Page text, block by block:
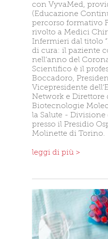
con VyvaMed,
(Educazione
percorso formativo
rivolto a Medici
Infermieri dal titolo
di cura: il paziente
nell’anno del
Scientifico è il
Boccadoro,
Vicepresidente
Network e
Biotecnologie
la Salute -
presso il Presidio
Molinette di Torino.
leggi di più >